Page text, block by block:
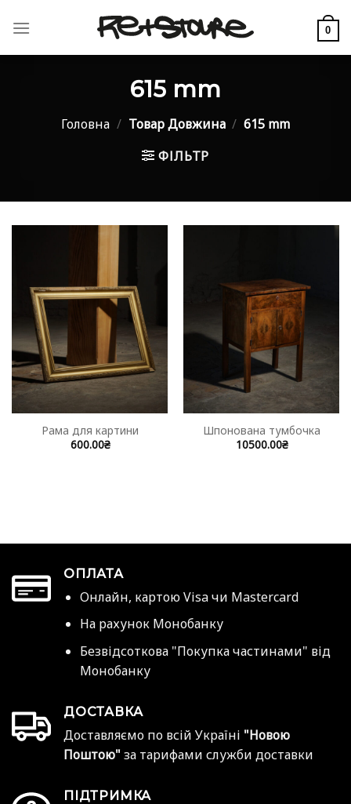
0
615 mm
Головна / Товар Довжина / 615 mm
ФІЛЬТР
Рама для картини
600.00₴
Шпонована тумбочка
10500.00₴
ОПЛАТА
Онлайн, картою Visa чи Mastercard
На рахунок Монобанку
Безвідсоткова "Покупка частинами" від
Монобанку
ДОСТАВКА
Доставляємо по всій Україні "Новою
Поштою" за тарифами служби доставки
ПІДТРИМКА